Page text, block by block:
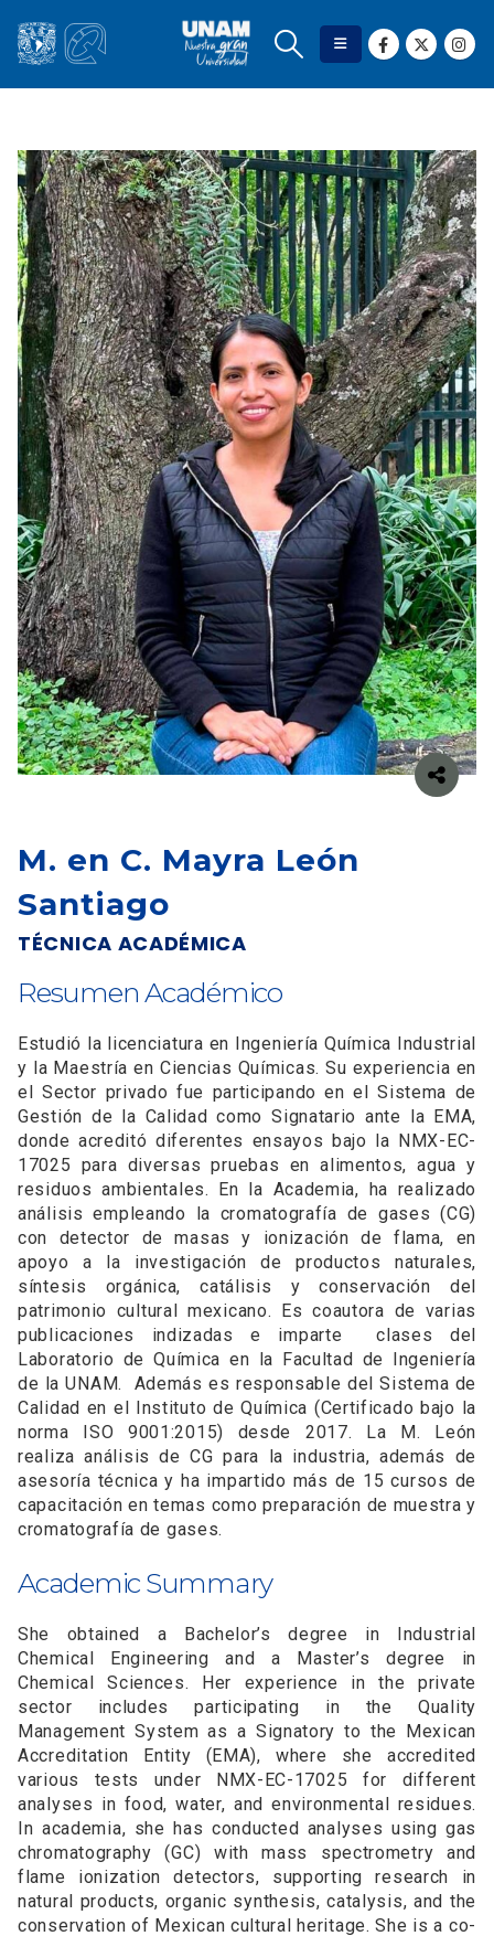
M. en C. Mayra León
Santiago
TÉCNICA ACADÉMICA
Resumen Académico
Estudió la licenciatura en Ingeniería Química Industrial
y la Maestría en Ciencias Químicas. Su experiencia en
el Sector privado fue participando en el Sistema de
Gestión de la Calidad como Signatario ante la EMA,
donde acreditó diferentes ensayos bajo la NMX-EC-
17025 para diversas pruebas en alimentos, agua y
residuos ambientales. En la Academia, ha realizado
análisis empleando la cromatografía de gases (CG)
con detector de masas y ionización de flama, en
apoyo a la investigación de productos naturales,
síntesis orgánica, catálisis y conservación del
patrimonio cultural mexicano. Es coautora de varias
publicaciones indizadas e imparte clases del
Laboratorio de Química en la Facultad de Ingeniería
de la UNAM. Además es responsable del Sistema de
Calidad en el Instituto de Química (Certificado bajo la
norma ISO 9001:2015) desde 2017. La M. León
realiza análisis de CG para la industria, además de
asesoría técnica y ha impartido más de 15 cursos de
capacitación en temas como preparación de muestra y
cromatografía de gases.
Academic Summary
She obtained a Bachelor’s degree in Industrial
Chemical Engineering and a Master’s degree in
Chemical Sciences. Her experience in the private
sector includes participating in the Quality
Management System as a Signatory to the Mexican
Accreditation Entity (EMA), where she accredited
various tests under NMX-EC-17025 for different
analyses in food, water, and environmental residues.
In academia, she has conducted analyses using gas
chromatography (GC) with mass spectrometry and
flame ionization detectors, supporting research in
natural products, organic synthesis, catalysis, and the
conservation of Mexican cultural heritage. She is a co-